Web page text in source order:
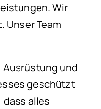
Wir
Unser Team
Ausrüstung und
geschützt
dass alles